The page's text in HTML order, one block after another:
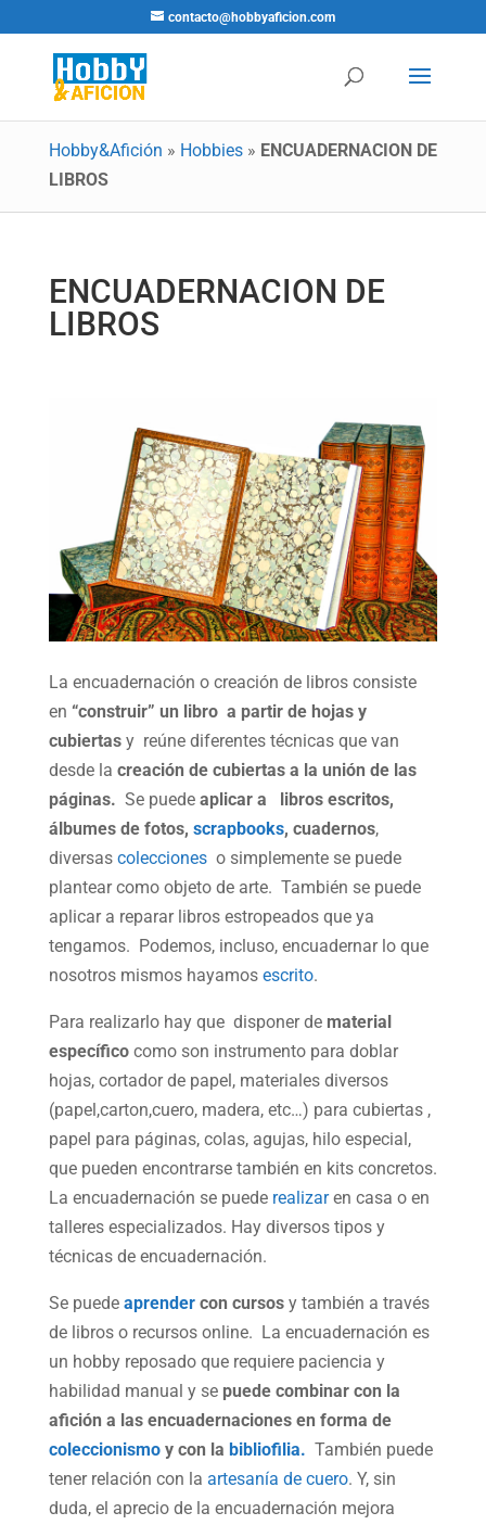
contacto@hobbyaficion.com
Hobby&Afición » Hobbies» ENCUADERNACION DE
LIBROS
ENCUADERNACION DE
LIBROS
La encuadernación o creación de libros consiste
en “construir” un libro a partir de hojas y
cubiertasy reúne diferentes técnicas que van
desde la creación de cubiertas a la unión de las
páginas. Se puede aplicar a libros escritos,
álbumes de fotos, scrapbooks, cuadernos,
diversascolecciones o simplemente se puede
plantear como objeto de arte. También se puede
aplicar a reparar libros estropeados que ya
tengamos. Podemos, incluso, encuadernar lo que
nosotros mismos hayamos escrito.
Para realizarlo hay que disponer de material
específicocomo son instrumento para doblar
hojas, cortador de papel, materiales diversos
(papel,carton,cuero, madera, etc…) para cubiertas ,
papel para páginas, colas, agujas, hilo especial,
que pueden encontrarse también en kits concretos.
La encuadernación se puederealizaren casa o en
talleres especializados. Hay diversos tipos y
técnicas de encuadernación.
Se puede aprendercon cursosy también a través
de libros o recursos online. La encuadernación es
un hobby reposado que requiere paciencia y
habilidad manual y se puede combinar con la
afición a las encuadernaciones en forma de
coleccionismoy con la bibliofilia. También puede
tener relación con la artesanía de cuero. Y, sin
duda, el aprecio de la encuadernación mejora